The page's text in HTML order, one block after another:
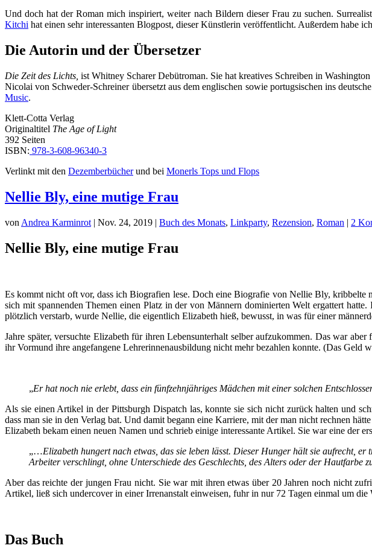
Und doch hat der Roman mich inspiriert, weiter nach Bildern dieser Frau zu suchen.
Kitchi hat einen sehr interessanten Blogpost, dieser Künstlerin veröffentlicht. Außerdem habe
Die Autorin und der Übersetzer
Die Zeit des Lichts, ist Whitney Scharer Debütroman. Sie hat kreatives Schreiben in Washington
Nicolai von Schweder-Schreiner übersetzt aus dem englischen sowie portugsischen ins
Music.
Klett-Cotta Verlag
Originaltitel The Age of Light
392 Seiten
ISBN: 978-3-608-96340-3
Verlinkt mit den Dezemberbücherund bei Monerls Tops und Flops
Nellie Bly, eine mutige Frau
von Andrea Karminrot | Nov. 24, 2019 | Buch des Monats, Linkparty, Rezension, Roman | 2
Nellie Bly, eine mutige Frau
Es kommt nicht oft vor, dass ich Biografien lese. Doch eine Biografie von Nellie Bly, kribbelte
sich mit spannenden Themen einen Platz in der von Männern dominierten Welt ergattert
plötzlich verstarb, wurde Nellie, die eigentlich Elizabeth hieß, bewusst, in was für einer
Jahre später, versuchte Elizabeth für ihren Lebensunterhalt selber aufzukommen. Das war
ihr Vormund ihre angefangene Lehrerinnenausbildung nicht mehr bezahlen konnte. (Das Geld
„Er hat noch nie erlebt, dass ein fünfzehnjähriges Mädchen mit einer solchen
Als sie einen Artikel in der Pittsburgh Dispatch las, konnte sie sich nicht zurück halten und
dass man sie in den Verlag bat. Und damit begann eine Karriere, mit der man nicht rechnen
Elizabeth bekam einen neuen Namen und schrieb einige interessante Artikel. Sie war eine der
„…Elizabeth hungert nach etwas, das sie leben lässt. Dieser Hunger hält sie aufrecht,
Arbeiter verschlingt, ohne Unterschiede des Geschlechts, des Alters oder der Hautfarbe
Aber das reichte der jungen Frau nicht. Sie war mit ihren etwas über 20 Jahren noch nicht
Artikel, ließ sich undercover in einer Irrenanstalt einweisen, fuhr in nur 72 Tagen einmal um die
Das Buch